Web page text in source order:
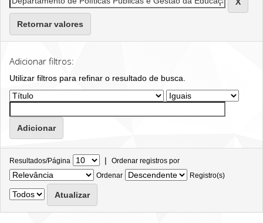
Retornar valores
Adicionar filtros:
Utilizar filtros para refinar o resultado de busca.
Resultados/Página | Ordenar registros por
Ordenar
Registro(s)